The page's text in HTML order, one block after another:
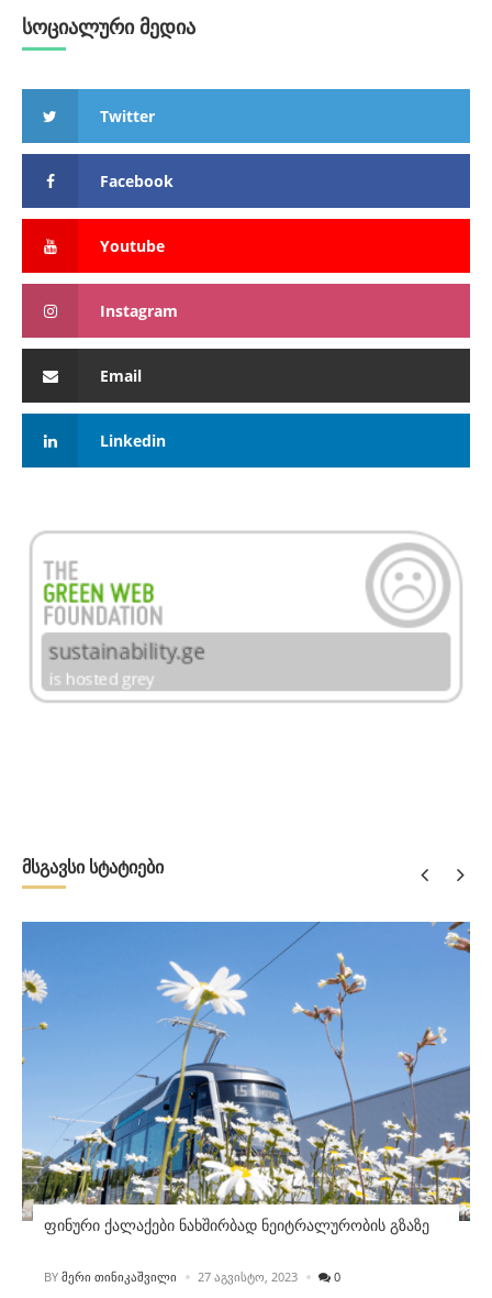
სოციალური მედია
Twitter
Facebook
Youtube
Instagram
Email
Linkedin
მსგავსი სტატიები
ფინური ქალაქები ნახშირბად ნეიტრალურობის გზაზე
POSTED
BY ᲛᲔᲠᲘ ᲗᲘᲜᲘᲙᲐᲨᲕᲘᲚᲘ 27 ᲐᲒᲕᲘᲡᲢᲝ, 2023 0